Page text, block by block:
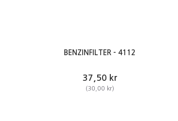
BENZINFILTER - 4112
37,50 kr
(30,00 kr)